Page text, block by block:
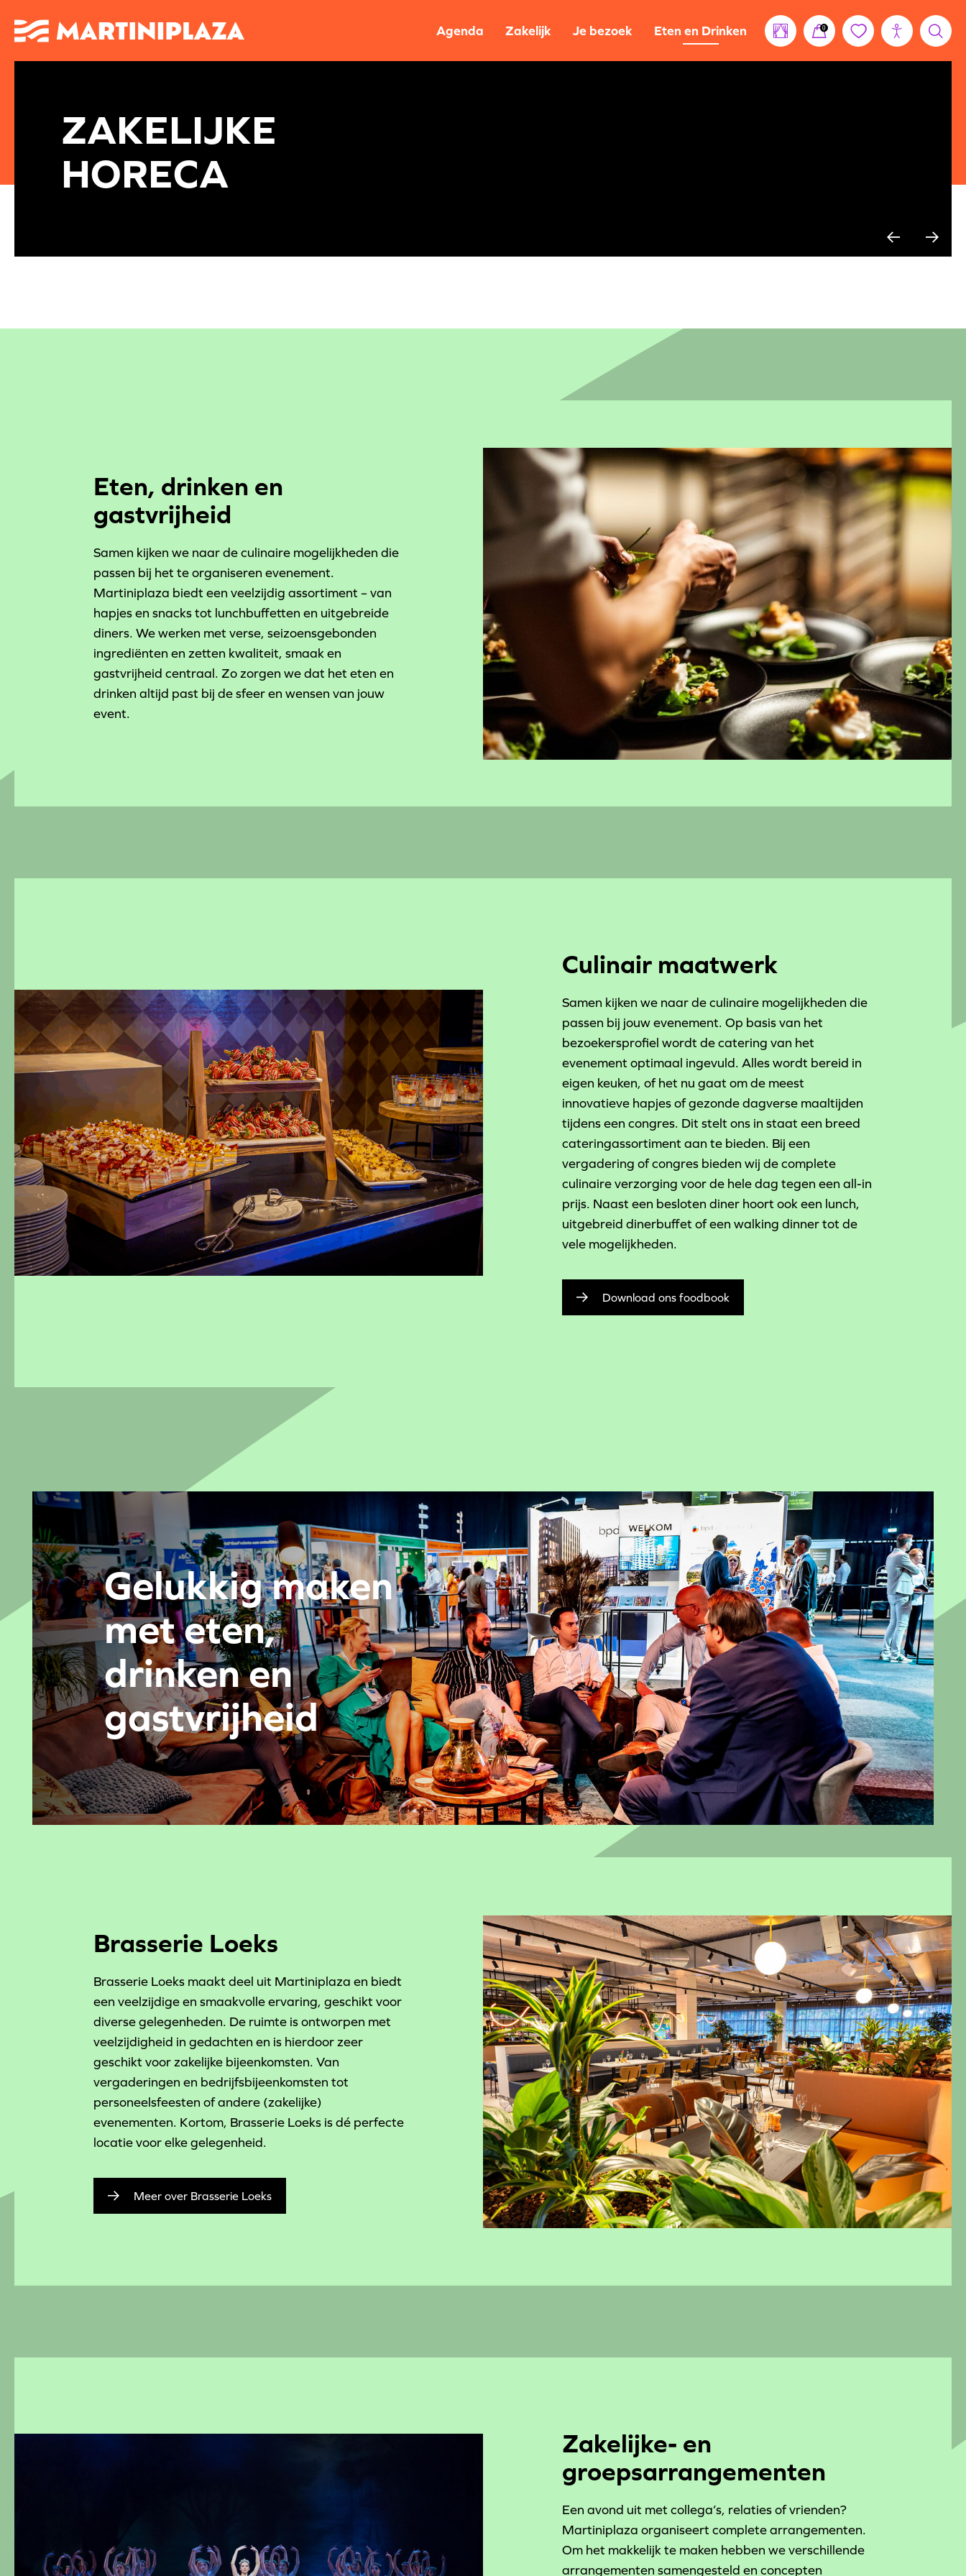
Agenda Zakelijk Je bezoek Eten en Drinken 0
ZAKELIJKE
HORECA
Eten, drinken en
gastvrijheid
Samen kijken we naar de culinaire mogelijkheden die
passen bij het te organiseren evenement.
Martiniplaza biedt een veelzijdig assortiment – van
hapjes en snacks tot lunchbuffetten en uitgebreide
diners. We werken met verse, seizoensgebonden
ingrediënten en zetten kwaliteit, smaak en
gastvrijheid centraal. Zo zorgen we dat het eten en
drinken altijd past bij de sfeer en wensen van jouw
event.
Culinair maatwerk
Samen kijken we naar de culinaire mogelijkheden die
passen bij jouw evenement. Op basis van het
bezoekersprofiel wordt de catering van het
evenement optimaal ingevuld. Alles wordt bereid in
eigen keuken, of het nu gaat om de meest
innovatieve hapjes of gezonde dagverse maaltijden
tijdens een congres. Dit stelt ons in staat een breed
cateringassortiment aan te bieden. Bij een
vergadering of congres bieden wij de complete
culinaire verzorging voor de hele dag tegen een all-in
prijs. Naast een besloten diner hoort ook een lunch,
uitgebreid dinerbuffet of een walking dinner tot de
vele mogelijkheden.
Download ons foodbook
Gelukkig maken
met eten,
drinken en
gastvrijheid
Brasserie Loeks
Brasserie Loeks maakt deel uit Martiniplaza en biedt
een veelzijdige en smaakvolle ervaring, geschikt voor
diverse gelegenheden. De ruimte is ontworpen met
veelzijdigheid in gedachten en is hierdoor zeer
geschikt voor zakelijke bijeenkomsten. Van
vergaderingen en bedrijfsbijeenkomsten tot
personeelsfeesten of andere (zakelijke)
evenementen. Kortom, Brasserie Loeks is dé perfecte
locatie voor elke gelegenheid.
Meer over Brasserie Loeks
Zakelijke- en
groepsarrangementen
Een avond uit met collega’s, relaties of vrienden?
Martiniplaza organiseert complete arrangementen.
Om het makkelijk te maken hebben we verschillende
arrangementen samengesteld en concepten